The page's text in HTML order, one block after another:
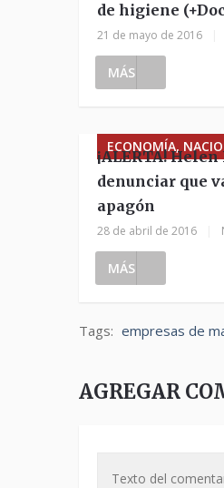
de higiene
21 de mayo de 2016
MÁS
ECONOMÍA,
¡ALERTA!
denunciar que
apagón
28 de abril de 2016
MÁS
Tags: empresas de
AGREGAR